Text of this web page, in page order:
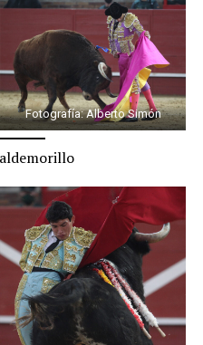
Fotografía: Alberto Simón